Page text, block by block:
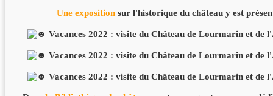
Une exposition sur l'historique du château y est